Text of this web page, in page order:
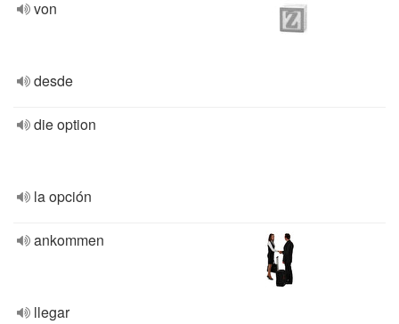
von
desde
die option
la opción
ankommen
llegar